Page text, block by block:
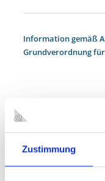
Zustimmung
Information gemäß
Grundverordnung
Online-
Termine können Sie
Terminvergabe